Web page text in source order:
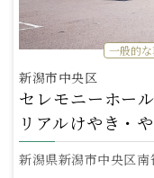
一般的
新潟市中央区
セレモニーホー
リアルけやき・
新潟県新潟市中央区